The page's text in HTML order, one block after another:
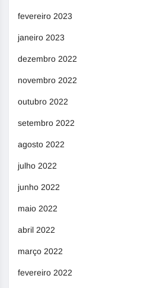
fevereiro 2023
janeiro 2023
dezembro 2022
novembro 2022
outubro 2022
setembro 2022
agosto 2022
julho 2022
junho 2022
maio 2022
abril 2022
março 2022
fevereiro 2022